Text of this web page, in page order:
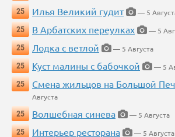
25
Илья Великий гудит
— 5
25
В Арбатских переулках
— 5
25
Лодка с ветлой
— 5 Августа
25
Куст малины с бабочкой
— 5
25
Смена жильцов на Большой
Августа
25
Волшебная синева
— 5 Августа
25
Интерьер ресторана — 5 Августа